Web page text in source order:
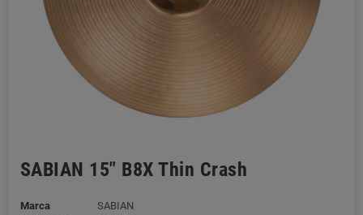
SABIAN 15" B8X Thin Crash
Marca
SABIAN